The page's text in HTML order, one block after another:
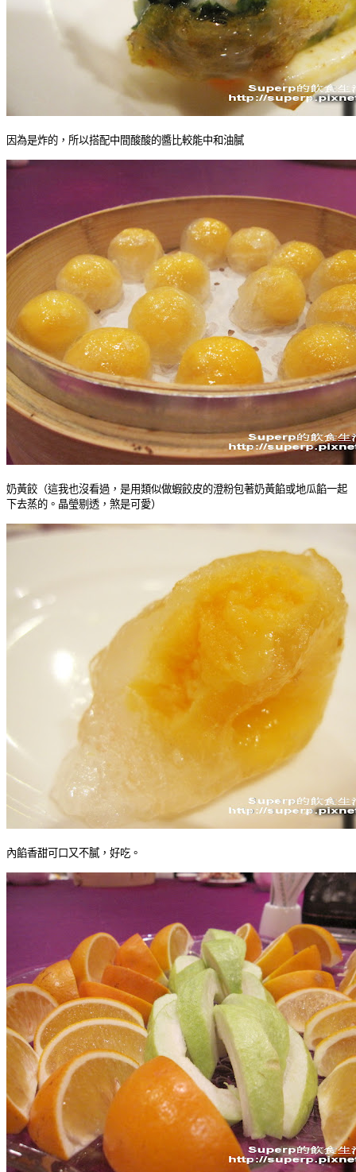
因為是炸的，所以搭配中間酸酸的醬比較能中和油膩
奶黃餃（這我也沒看過，是用類似做蝦餃皮的澄粉包著奶黃餡或地瓜餡一起
下去蒸的。晶瑩剔透，煞是可愛）
內餡香甜可口又不膩，好吃。